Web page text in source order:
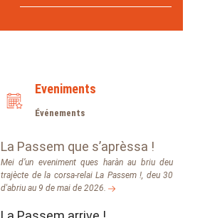
Eveniments
Événements
La Passem que s’aprèssa !
Mei d’un eveniment ques haràn au briu deu
trajècte de la corsa-relai La Passem !, deu 30
d'abriu au 9 de mai de 2026.